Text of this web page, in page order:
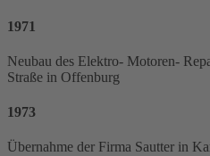
1971
Neubau des Elektro- Motoren-
Straße in Offenburg
1973
Übernahme der Firma Sautter in